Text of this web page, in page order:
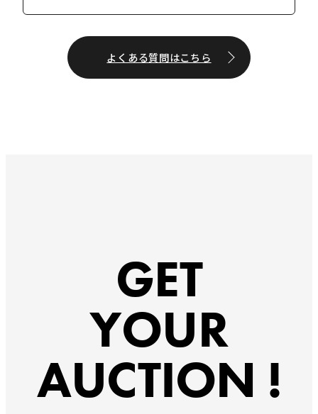
よくある質問はこちら
GET
YOUR
AUCTION !